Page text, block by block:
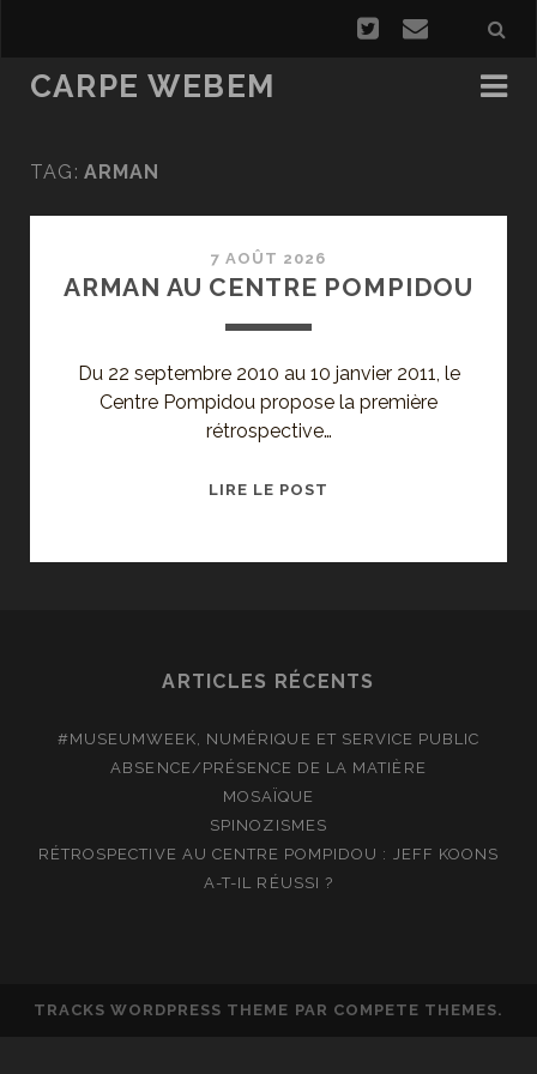
CARPE WEBEM
TAG: ARMAN
7 AOÛT 2026
ARMAN AU CENTRE POMPIDOU
Du 22 septembre 2010 au 10 janvier 2011, le
Centre Pompidou propose la première
rétrospective…
LIRE LE POST
ARTICLES RÉCENTS
#MUSEUMWEEK, NUMÉRIQUE ET SERVICE PUBLIC
ABSENCE/PRÉSENCE DE LA MATIÈRE
MOSAÏQUE
SPINOZISMES
RÉTROSPECTIVE AU CENTRE POMPIDOU : JEFF KOONS
A-T-IL RÉUSSI ?
TRACKS WORDPRESS THEME PAR COMPETE THEMES.